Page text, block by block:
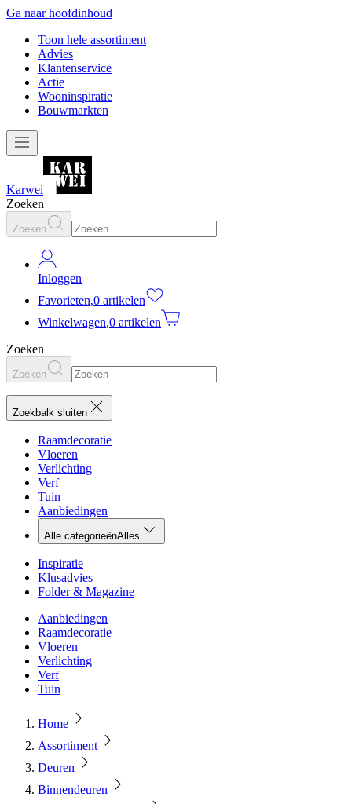
Ga naar hoofdinhoud
Toon hele assortiment
Advies
Klantenservice
Actie
Wooninspiratie
Bouwmarkten
Karwei
Zoeken
Zoeken
Inloggen
Favorieten,0 artikelen
Winkelwagen,0 artikelen
Zoeken
Zoeken
Zoekbalk sluiten
Raamdecoratie
Vloeren
Verlichting
Verf
Tuin
Aanbiedingen
Alle categorieënAlles
Inspiratie
Klusadvies
Folder & Magazine
Aanbiedingen
Raamdecoratie
Vloeren
Verlichting
Verf
Tuin
Home
Assortiment
Deuren
Binnendeuren